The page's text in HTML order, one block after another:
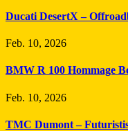
Ducati DesertX –
Feb. 10, 2026
BMW R 100 Hommage
Feb. 10, 2026
TMC Dumont –